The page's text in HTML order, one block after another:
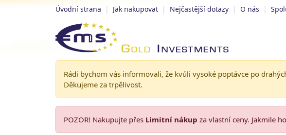
Úvodní strana | Jak nakupovat | Nejčastější dotazy | O nás |
Rádi bychom vás informovali, že kvůli vysoké poptávce po
Děkujeme za trpělivost.
POZOR! Nakupujte přes Limitní nákup za vlastní ceny. Jakmile